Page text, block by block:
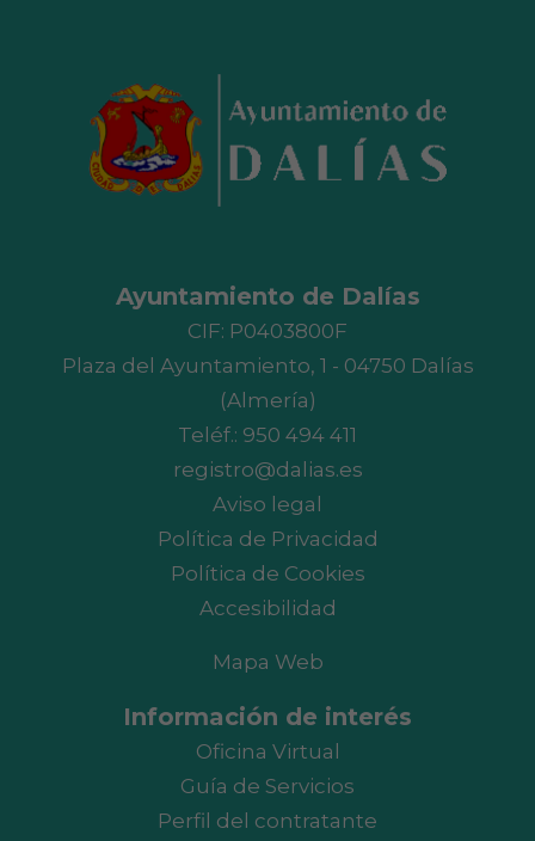
Ayuntamiento de Dalías
CIF: P0403800F
Plaza del Ayuntamiento, 1 - 04750 Dalías
(Almería)
Teléf.: 950 494 411
registro@dalias.es
Aviso legal
Política de Privacidad
Política de Cookies
Accesibilidad
Mapa Web
Información de interés
Oficina Virtual
Guía de Servicios
Perfil del contratante